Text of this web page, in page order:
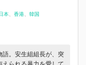
日本 香港
韓国
語。安生組組長が、突